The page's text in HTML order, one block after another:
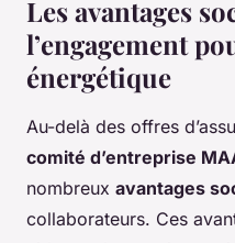
Les avantages
l’engagement
énergétique
Au-delà des offres
comité d’entreprise
nombreux avantages
collaborateurs. Ces